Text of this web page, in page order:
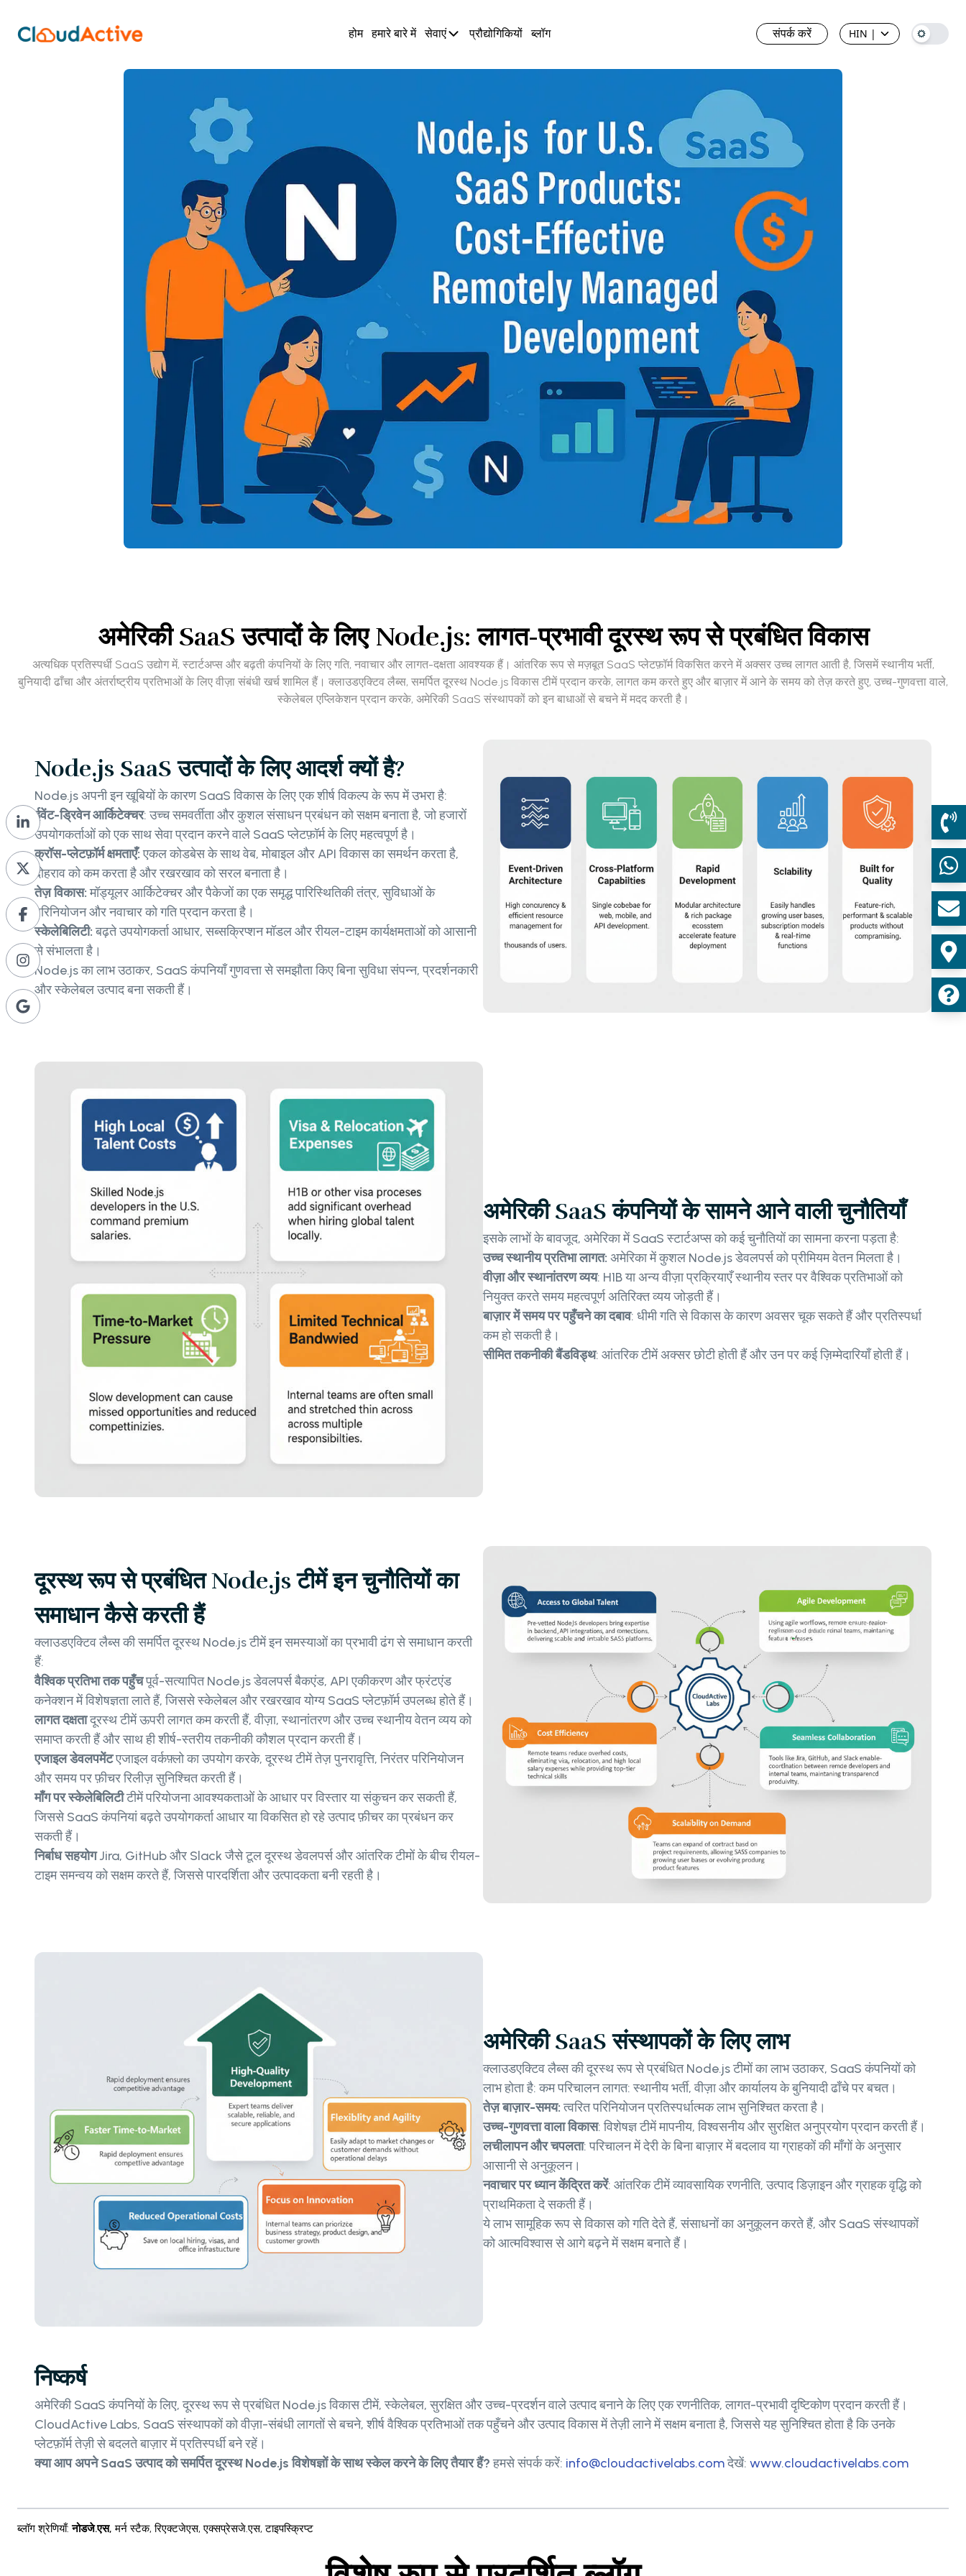
होम हमारे बारे में सेवाएं प्रौद्योगिकियों ब्लॉग संपर्क करें HIN |
अमेरिकी SaaS उत्पादों के लिए Node.js: लागत-प्रभावी दूरस्थ रूप से प्रबंधित विकास
अत्यधिक प्रतिस्पर्धी SaaS उद्योग में, स्टार्टअप्स और बढ़ती कंपनियों के लिए गति, नवाचार और लागत-दक्षता आवश्यक हैं। आंतरिक रूप से मज़बूत SaaS प्लेटफ़ॉर्म विकसित करने में अक्सर उच्च लागत आती है, जिसमें स्थानीय भर्ती,
बुनियादी ढाँचा और अंतर्राष्ट्रीय प्रतिभाओं के लिए वीज़ा संबंधी खर्च शामिल हैं। क्लाउडएक्टिव लैब्स, समर्पित दूरस्थ Node.js विकास टीमें प्रदान करके, लागत कम करते हुए और बाज़ार में आने के समय को तेज़ करते हुए, उच्च-गुणवत्ता वाले,
स्केलेबल एप्लिकेशन प्रदान करके, अमेरिकी SaaS संस्थापकों को इन बाधाओं से बचने में मदद करती है।
Node.js SaaS उत्पादों के लिए आदर्श क्यों है?
Node.js अपनी इन खूबियों के कारण SaaS विकास के लिए एक शीर्ष विकल्प के रूप में उभरा है:
ईवेंट-ड्रिवेन आर्किटेक्चर: उच्च समवर्तीता और कुशल संसाधन प्रबंधन को सक्षम बनाता है, जो हजारों
उपयोगकर्ताओं को एक साथ सेवा प्रदान करने वाले SaaS प्लेटफ़ॉर्म के लिए महत्वपूर्ण है।
क्रॉस-प्लेटफ़ॉर्म क्षमताएँ:एकल कोडबेस के साथ वेब, मोबाइल और API विकास का समर्थन करता है,
दोहराव को कम करता है और रखरखाव को सरल बनाता है।
तेज़ विकास:मॉड्यूलर आर्किटेक्चर और पैकेजों का एक समृद्ध पारिस्थितिकी तंत्र, सुविधाओं के
परिनियोजन और नवाचार को गति प्रदान करता है।
स्केलेबिलिटी:बढ़ते उपयोगकर्ता आधार, सब्सक्रिप्शन मॉडल और रीयल-टाइम कार्यक्षमताओं को आसानी
से संभालता है।
Node.js का लाभ उठाकर, SaaS कंपनियाँ गुणवत्ता से समझौता किए बिना सुविधा संपन्न, प्रदर्शनकारी
और स्केलेबल उत्पाद बना सकती हैं।
अमेरिकी SaaS कंपनियों के सामने आने वाली चुनौतियाँ
इसके लाभों के बावजूद, अमेरिका में SaaS स्टार्टअप्स को कई चुनौतियों का सामना करना पड़ता है:
उच्च स्थानीय प्रतिभा लागत: अमेरिका में कुशल Node.js डेवलपर्स को प्रीमियम वेतन मिलता है।
वीज़ा और स्थानांतरण व्यय: H1B या अन्य वीज़ा प्रक्रियाएँ स्थानीय स्तर पर वैश्विक प्रतिभाओं को
नियुक्त करते समय महत्वपूर्ण अतिरिक्त व्यय जोड़ती हैं।
बाज़ार में समय पर पहुँचने का दबाव: धीमी गति से विकास के कारण अवसर चूक सकते हैं और प्रतिस्पर्धा
कम हो सकती है।
सीमित तकनीकी बैंडविड्थ: आंतरिक टीमें अक्सर छोटी होती हैं और उन पर कई ज़िम्मेदारियाँ होती हैं।
दूरस्थ रूप से प्रबंधित Node.js टीमें इन चुनौतियों का
समाधान कैसे करती हैं
क्लाउडएक्टिव लैब्स की समर्पित दूरस्थ Node.js टीमें इन समस्याओं का प्रभावी ढंग से समाधान करती
हैं:
वैश्विक प्रतिभा तक पहुँचपूर्व-सत्यापित Node.js डेवलपर्स बैकएंड, API एकीकरण और फ्रंटएंड
कनेक्शन में विशेषज्ञता लाते हैं, जिससे स्केलेबल और रखरखाव योग्य SaaS प्लेटफ़ॉर्म उपलब्ध होते हैं।
लागत दक्षतादूरस्थ टीमें ऊपरी लागत कम करती हैं, वीज़ा, स्थानांतरण और उच्च स्थानीय वेतन व्यय को
समाप्त करती हैं और साथ ही शीर्ष-स्तरीय तकनीकी कौशल प्रदान करती हैं।
एजाइल डेवलपमेंटएजाइल वर्कफ़्लो का उपयोग करके, दूरस्थ टीमें तेज़ पुनरावृत्ति, निरंतर परिनियोजन
और समय पर फ़ीचर रिलीज़ सुनिश्चित करती हैं।
माँग पर स्केलेबिलिटीटीमें परियोजना आवश्यकताओं के आधार पर विस्तार या संकुचन कर सकती हैं,
जिससे SaaS कंपनियां बढ़ते उपयोगकर्ता आधार या विकसित हो रहे उत्पाद फ़ीचर का प्रबंधन कर
सकती हैं।
निर्बाध सहयोगJira, GitHub और Slack जैसे टूल दूरस्थ डेवलपर्स और आंतरिक टीमों के बीच रीयल-
टाइम समन्वय को सक्षम करते हैं, जिससे पारदर्शिता और उत्पादकता बनी रहती है।
अमेरिकी SaaS संस्थापकों के लिए लाभ
क्लाउडएक्टिव लैब्स की दूरस्थ रूप से प्रबंधित Node.js टीमों का लाभ उठाकर, SaaS कंपनियों को
लाभ होता है: कम परिचालन लागत: स्थानीय भर्ती, वीज़ा और कार्यालय के बुनियादी ढाँचे पर बचत।
तेज़ बाज़ार-समय:त्वरित परिनियोजन प्रतिस्पर्धात्मक लाभ सुनिश्चित करता है।
उच्च-गुणवत्ता वाला विकास: विशेषज्ञ टीमें मापनीय, विश्वसनीय और सुरक्षित अनुप्रयोग प्रदान करती हैं।
लचीलापन और चपलता: परिचालन में देरी के बिना बाज़ार में बदलाव या ग्राहकों की माँगों के अनुसार
आसानी से अनुकूलन।
नवाचार पर ध्यान केंद्रित करें: आंतरिक टीमें व्यावसायिक रणनीति, उत्पाद डिज़ाइन और ग्राहक वृद्धि को
प्राथमिकता दे सकती हैं।
ये लाभ सामूहिक रूप से विकास को गति देते हैं, संसाधनों का अनुकूलन करते हैं, और SaaS संस्थापकों
को आत्मविश्वास से आगे बढ़ने में सक्षम बनाते हैं।
निष्कर्ष
अमेरिकी SaaS कंपनियों के लिए, दूरस्थ रूप से प्रबंधित Node.js विकास टीमें, स्केलेबल, सुरक्षित और उच्च-प्रदर्शन वाले उत्पाद बनाने के लिए एक रणनीतिक, लागत-प्रभावी दृष्टिकोण प्रदान करती हैं।
CloudActive Labs, SaaS संस्थापकों को वीज़ा-संबंधी लागतों से बचने, शीर्ष वैश्विक प्रतिभाओं तक पहुँचने और उत्पाद विकास में तेज़ी लाने में सक्षम बनाता है, जिससे यह सुनिश्चित होता है कि उनके
प्लेटफ़ॉर्म तेज़ी से बदलते बाज़ार में प्रतिस्पर्धी बने रहें।
क्या आप अपने SaaS उत्पाद को समर्पित दूरस्थ Node.js विशेषज्ञों के साथ स्केल करने के लिए तैयार हैं?हमसे संपर्क करें: info@cloudactivelabs.comदेखें: www.cloudactivelabs.com
ब्लॉग श्रेणियाँ: नोडजे.एस, मर्न स्टैक,रिएक्टजेएस,एक्सप्रेसजे.एस,टाइपस्क्रिप्ट